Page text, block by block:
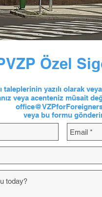
Özel
taleplerinin yazılı olarak
veya acenteniz müsait
veya bu formu